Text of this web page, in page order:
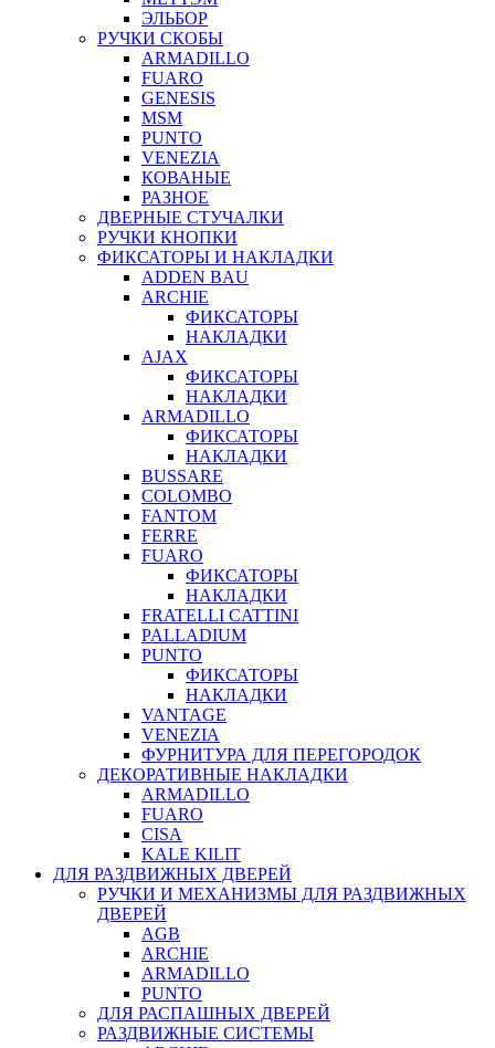
ЭЛЬБОР
РУЧКИ СКОБЫ
ARMADILLO
FUARO
GENESIS
MSM
PUNTO
VENEZIA
КОВАНЫЕ
РАЗНОЕ
ДВЕРНЫЕ СТУЧАЛКИ
РУЧКИ КНОПКИ
ФИКСАТОРЫ И НАКЛАДКИ
ADDEN BAU
ARCHIE
ФИКСАТОРЫ
НАКЛАДКИ
AJAX
ФИКСАТОРЫ
НАКЛАДКИ
ARMADILLO
ФИКСАТОРЫ
НАКЛАДКИ
BUSSARE
COLOMBO
FANTOM
FERRE
FUARO
ФИКСАТОРЫ
НАКЛАДКИ
FRATELLI CATTINI
PALLADIUM
PUNTO
ФИКСАТОРЫ
НАКЛАДКИ
VANTAGE
VENEZIA
ФУРНИТУРА ДЛЯ ПЕРЕГОРОДОК
ДЕКОРАТИВНЫЕ НАКЛАДКИ
ARMADILLO
FUARO
CISA
KALE KILIT
ДЛЯ РАЗДВИЖНЫХ ДВЕРЕЙ
РУЧКИ И МЕХАНИЗМЫ ДЛЯ РАЗДВИЖНЫХ
ДВЕРЕЙ
AGB
ARCHIE
ARMADILLO
PUNTO
ДЛЯ РАСПАШНЫХ ДВЕРЕЙ
РАЗДВИЖНЫЕ СИСТЕМЫ